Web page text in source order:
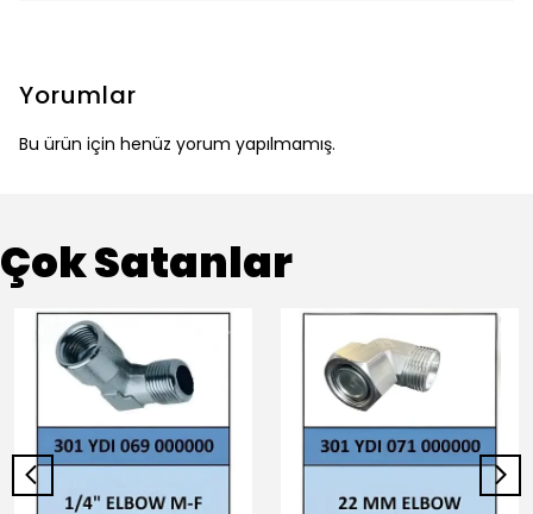
Yorumlar
Bu ürün için henüz yorum yapılmamış.
Çok Satanlar